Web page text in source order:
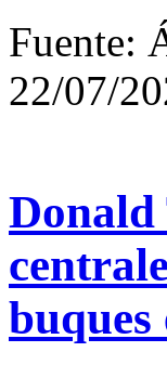
Fuente:
22/07/
Donald
buques